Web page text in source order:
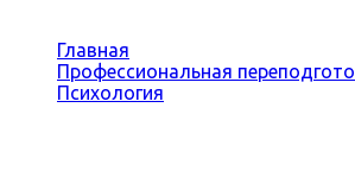
Главная
Профессиональная
Психология